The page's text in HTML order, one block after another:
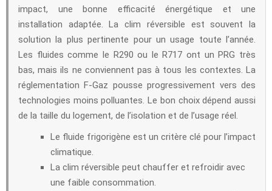
impact, une bonne efficacité énergétique et une
installation adaptée. La clim réversible est souvent la
solution la plus pertinente pour un usage toute l’année.
Les fluides comme le R290 ou le R717 ont un PRG très
bas, mais ils ne conviennent pas à tous les contextes. La
réglementation F-Gaz pousse progressivement vers des
technologies moins polluantes. Le bon choix dépend aussi
de la taille du logement, de l’isolation et de l’usage réel.
Le fluide frigorigène est un critère clé pour l’impact
climatique.
La clim réversible peut chauffer et refroidir avec
une faible consommation.